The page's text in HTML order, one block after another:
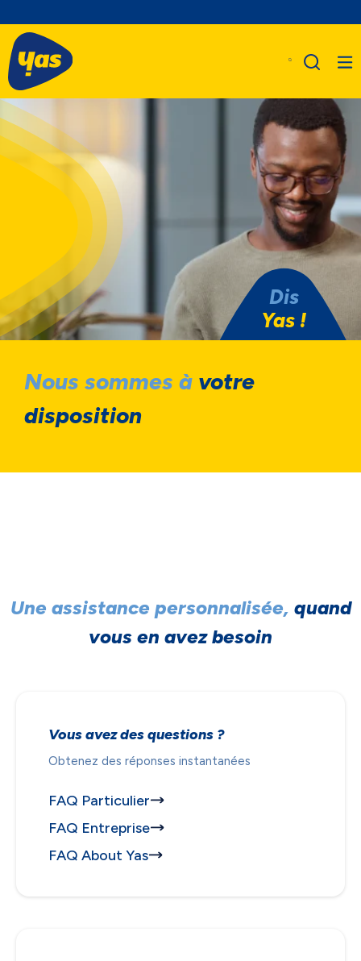
Dis
Yas !
Nous sommes à votre
disposition
Une assistance personnalisée, quand
vous en avez besoin
Vous avez des questions ?
Obtenez des réponses instantanées
FAQ Particulier
FAQ Entreprise
FAQ About Yas